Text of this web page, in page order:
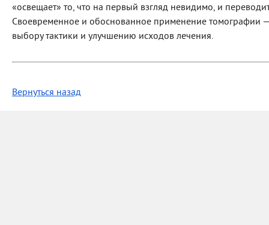
«освещает» то, что на первый взгляд невидимо, и
Своевременное и обоснованное применение томографии
выбору тактики и улучшению исходов лечения.
Вернуться назад